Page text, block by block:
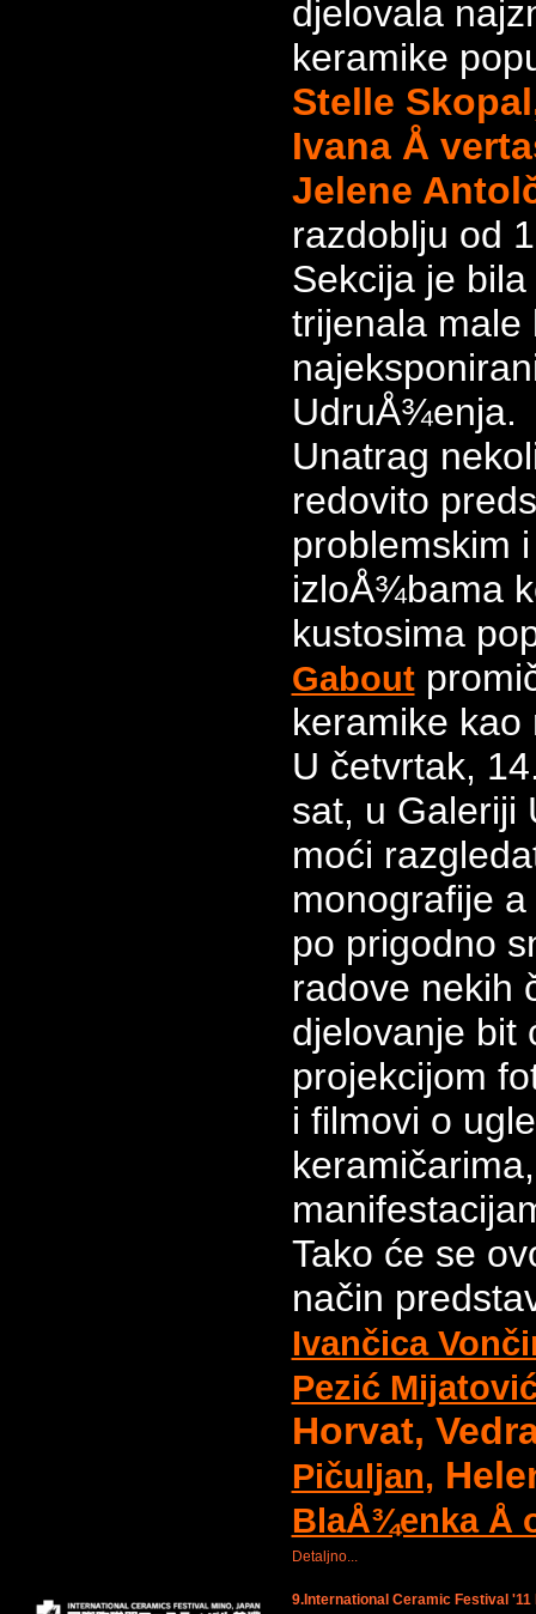
djelovala
keramike
Stelle
Ivana Å
Jelene
razdoblju od
Sekcija je
trijenala male
UdruÅ¾enja.
Unatrag
redovito
problemskim
izloÅ¾bama
kustosima
Gabout
keramike kao
U četvrtak,
sat, u Galeriji
moći
monografije
po prigodno
radove nekih
djelovanje bit
projekcijom
i filmovi o
Tako će se
način
Ivančica
Pezić
Horvat,
Pičuljan,
BlaÅ¾enka Å
Detaljno...
9.International Ceramic Festival '11